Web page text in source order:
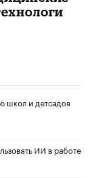
школ и детсадов
ИИ в работе